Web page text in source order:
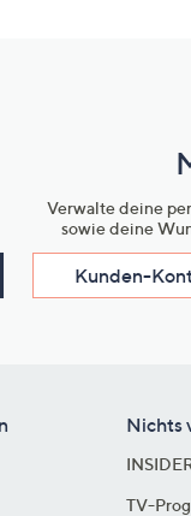
Verwalte deine
sowie deine
Kunden-
Nichts
TV-